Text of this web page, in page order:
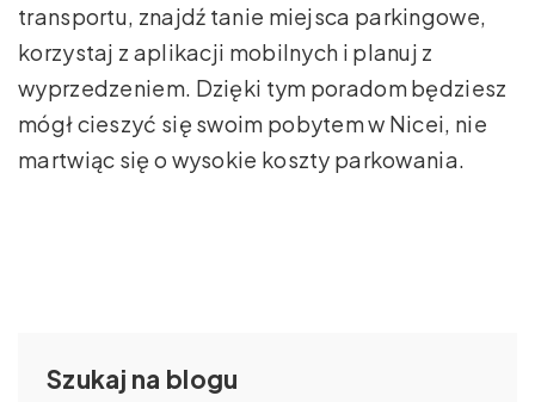
transportu, znajdź tanie miejsca parkingowe,
korzystaj z aplikacji mobilnych i planuj z
wyprzedzeniem. Dzięki tym poradom będziesz
mógł cieszyć się swoim pobytem w Nicei, nie
martwiąc się o wysokie koszty parkowania.
Szukaj